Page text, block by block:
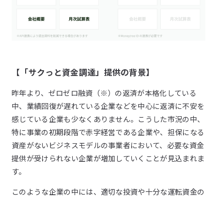
【「サクっと資金調達」提供の背景】
昨年より、ゼロゼロ融資（※）の返済が本格化している
中、業績回復が遅れている企業などを中心に返済に不安を
感じている企業も少なくありません。こうした市況の中、
特に事業の初期段階で赤字経営である企業や、担保になる
資産がないビジネスモデルの事業者において、必要な資金
提供が受けられない企業が増加していくことが見込まれま
す。
このような企業の中には、適切な投資や十分な運転資金の